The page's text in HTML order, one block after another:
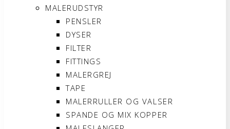
MALERUDSTYR
PENSLER
DYSER
FILTER
FITTINGS
MALERGREJ
TAPE
MALERRULLER OG VALSER
SPANDE OG MIX KOPPER